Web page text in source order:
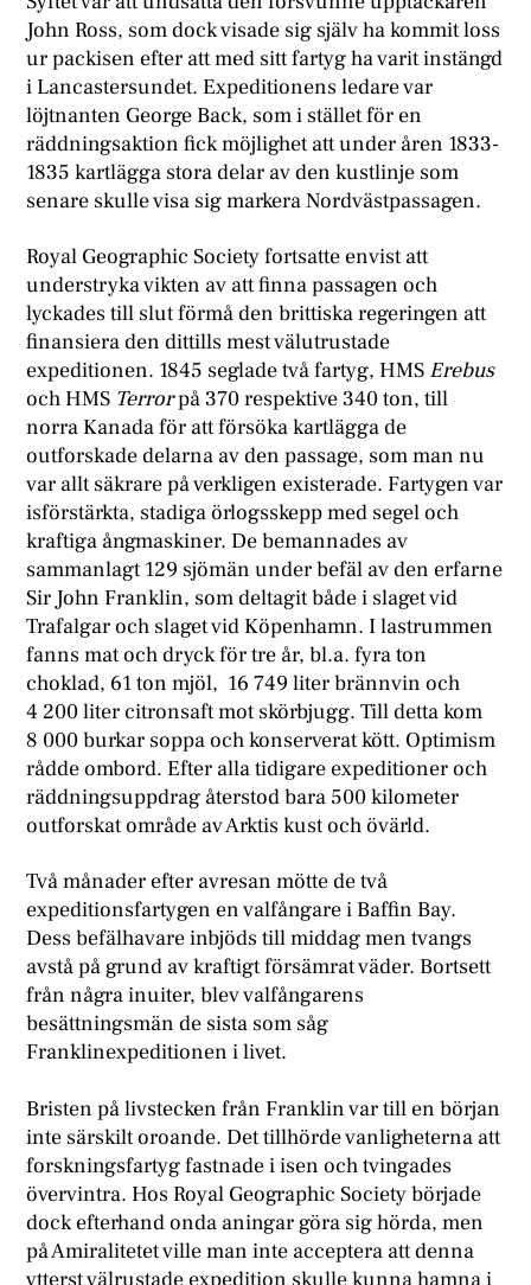
John Ross, som dock visade sig själv ha kommit loss
ur packisen efter att med sitt fartyg ha varit instängd
i Lancastersundet. Expeditionens ledare var
löjtnanten George Back, som i stället för en
räddningsaktion fick möjlighet att under åren 1833-
1835 kartlägga stora delar av den kustlinje som
senare skulle visa sig markera Nordvästpassagen.
Royal Geographic Society fortsatte envist att
understryka vikten av att finna passagen och
lyckades till slut förmå den brittiska regeringen att
finansiera den dittills mest välutrustade
expeditionen. 1845 seglade två fartyg, HMS Erebus
och HMS Terrorpå 370 respektive 340 ton, till
norra Kanada för att försöka kartlägga de
outforskade delarna av den passage, som man nu
var allt säkrare på verkligen existerade. Fartygen var
isförstärkta, stadiga örlogsskepp med segel och
kraftiga ångmaskiner. De bemannades av
sammanlagt 129 sjömän under befäl av den erfarne
Sir John Franklin, som deltagit både i slaget vid
Trafalgar och slaget vid Köpenhamn. I lastrummen
fanns mat och dryck för tre år, bl.a. fyra ton
choklad, 61 ton mjöl, 16 749 liter brännvin och
4 200 liter citronsaft mot skörbjugg. Till detta kom
8 000 burkar soppa och konserverat kött. Optimism
rådde ombord. Efter alla tidigare expeditioner och
räddningsuppdrag återstod bara 500 kilometer
outforskat område av Arktis kust och övärld.
Två månader efter avresan mötte de två
expeditionsfartygen en valfångare i Baffin Bay.
Dess befälhavare inbjöds till middag men tvangs
avstå på grund av kraftigt försämrat väder. Bortsett
från några inuiter, blev valfångarens
besättningsmän de sista som såg
Franklinexpeditionen i livet.
Bristen på livstecken från Franklin var till en början
inte särskilt oroande. Det tillhörde vanligheterna att
forskningsfartyg fastnade i isen och tvingades
övervintra. Hos Royal Geographic Society började
dock efterhand onda aningar göra sig hörda, men
på Amiralitetet ville man inte acceptera att denna
ytterst välrustade expedition skulle kunna hamna i